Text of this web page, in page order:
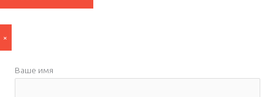
а
с
и
е
×
Ваше имя